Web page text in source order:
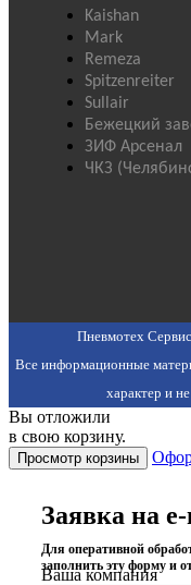
Kaishan
Mark
Remeza
Spitzenreiter
Sullair
Бежецкий
ЗИФ Арсенал
ЧКЗ
Пневмотех
Все информационные
характер и
Вы отложили
в свою корзину.
Просмотр корзины
Заявка на
Для оперативной
заполнить эту форму и
Ваша компания